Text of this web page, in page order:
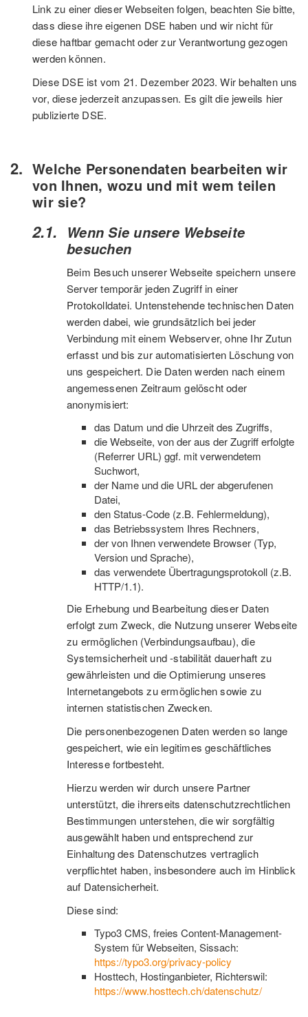
Link zu einer dieser Webseiten folgen, beachten Sie bitte,
dass diese ihre eigenen DSE haben und wir nicht für
diese haftbar gemacht oder zur Verantwortung gezogen
werden können.
Diese DSE ist vom 21. Dezember 2023. Wir behalten uns
vor, diese jederzeit anzupassen. Es gilt die jeweils hier
publizierte DSE.
Welche Personendaten bearbeiten wir
von Ihnen, wozu und mit wem teilen
wir sie?
Wenn Sie unsere Webseite
besuchen
Beim Besuch unserer Webseite speichern unsere
Server temporär jeden Zugriff in einer
Protokolldatei. Untenstehende technischen Daten
werden dabei, wie grundsätzlich bei jeder
Verbindung mit einem Webserver, ohne Ihr Zutun
erfasst und bis zur automatisierten Löschung von
uns gespeichert. Die Daten werden nach einem
angemessenen Zeitraum gelöscht oder
anonymisiert:
das Datum und die Uhrzeit des Zugriffs,
die Webseite, von der aus der Zugriff erfolgte
(Referrer URL) ggf. mit verwendetem
Suchwort,
der Name und die URL der abgerufenen
Datei,
den Status-Code (z.B. Fehlermeldung),
das Betriebssystem Ihres Rechners,
der von Ihnen verwendete Browser (Typ,
Version und Sprache),
das verwendete Übertragungsprotokoll (z.B.
HTTP/1.1).
Die Erhebung und Bearbeitung dieser Daten
erfolgt zum Zweck, die Nutzung unserer Webseite
zu ermöglichen (Verbindungsaufbau), die
Systemsicherheit und -stabilität dauerhaft zu
gewährleisten und die Optimierung unseres
Internetangebots zu ermöglichen sowie zu
internen statistischen Zwecken.
Die personenbezogenen Daten werden so lange
gespeichert, wie ein legitimes geschäftliches
Interesse fortbesteht.
Hierzu werden wir durch unsere Partner
unterstützt, die ihrerseits datenschutzrechtlichen
Bestimmungen unterstehen, die wir sorgfältig
ausgewählt haben und entsprechend zur
Einhaltung des Datenschutzes vertraglich
verpflichtet haben, insbesondere auch im Hinblick
auf Datensicherheit.
Diese sind:
Typo3 CMS, freies Content-Management-
System für Webseiten, Sissach:
https://typo3.org/privacy-policy
Hosttech, Hostinganbieter, Richterswil:
https://www.hosttech.ch/datenschutz/